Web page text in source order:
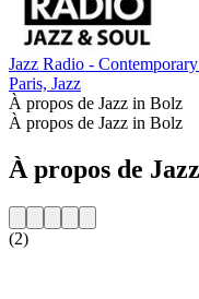
Jazz Radio -
Paris, Jazz
À propos de Jazz in Bolz
À propos de Jazz in Bolz
À propos de
(2)